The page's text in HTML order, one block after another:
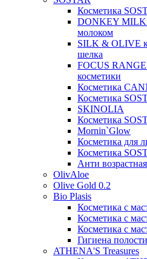
Косметика
DONKEY MILK
молоком
SILK & OLIVE
шелка
FOCUS
косметики
Косметика
Косметика
SKINOLIA
Косметика
Mornin`Glow
Косметика для
Косметика
Анти
OlivAloe
Olive Gold 0.2
Bio Plasis
Косметика с
Косметика с
Косметика с
Гигиена
ATHENA'S Treasures